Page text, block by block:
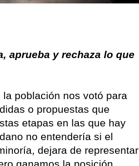
aprueba y rechaza lo que
población nos votó para
o propuestas que
etapas en las que hay
no entendería si el
dejara de representar